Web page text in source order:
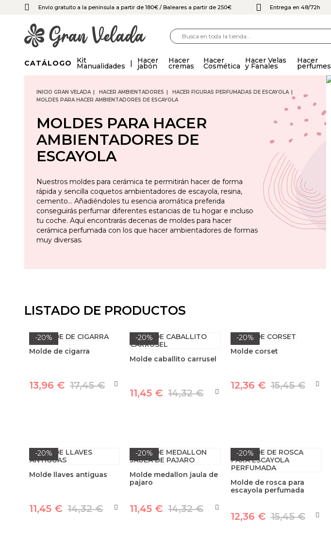
Envío gratuito a la península a partir de 180€ / Baleares a partir de 250€ Entrega en 48/72h
CATÁLOGO Kit
Manualidades
Hacer
jabón
Hacer
cremas
Hacer
Cosmética
Hacer Velas
y Fanales
Hacer
perfumes
INICIO GRAN VELADA HACER AMBIENTADORES
HACER FIGURAS PERFUMADAS DE ESCAYOLA
MOLDES PARA HACER AMBIENTADORES DE ESCAYOLA
MOLDES PARA HACER
AMBIENTADORES DE
ESCAYOLA
Nuestros moldes para cerámica te permitirán hacer de forma
rápida y sencilla coquetos ambientadores de escayola, resina,
cemento... Añadiéndoles tu esencia aromática preferida
conseguirás perfumar diferentes estancias de tu hogar e incluso
tu coche. Aquí encontrarás decenas de moldes para hacer
cerámica perfumada con los que hacer ambientadores de formas
muy diversas.
LISTADO DE PRODUCTOS
-20%
Molde de cigarra
13,96 € 17,45 €
-20%
Molde caballito carrusel
11,45 € 14,32 €
-20%
Molde corset
12,36 € 15,45 €
-20%
Molde llaves antiguas
11,45 € 14,32 €
-20%
Molde medallon jaula de
pajaro
11,45 € 14,32 €
-20%
Molde de rosca para
escayola perfumada
12,36 € 15,45 €